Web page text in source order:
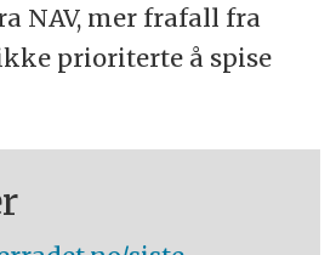
NAV, mer frafall fra
prioriterte å spise